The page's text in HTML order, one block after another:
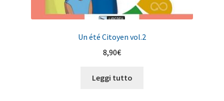
Un été Citoyen vol.2
8,90€
Leggi tutto